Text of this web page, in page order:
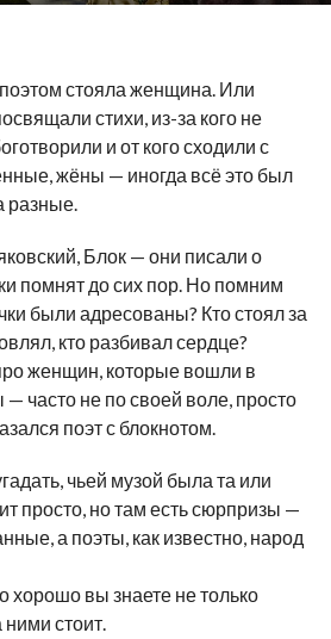
стояла женщина. Или
стихи, из-за кого не
и от кого сходили с
жёны — иногда всё это был
разные.
Блок — они писали о
помнят до сих пор. Но помним
были адресованы? Кто стоял за
кто разбивал сердце?
женщин, которые вошли в
часто не по своей воле, просто
поэт с блокнотом.
чьей музой была та или
просто, но там есть сюрпризы —
а поэты, как известно, народ
хорошо вы знаете не только
ними стоит.